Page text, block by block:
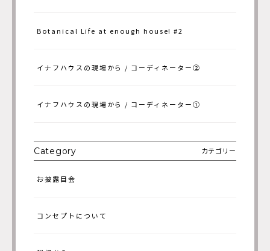
「イナフハウス」のつくり手として大切にしたいことの一つは、「ひ
リジナルの要素を取り入れています。一般的に規格住宅は、既製品を
つ、自社オリジナルのデザインや造作を加えることで、もっと自由で
ウスのユニークなところはどんなところなのでしょうか？ 例えば、毎
日使う洗面スペースって、家族構成やライフスタイルによって、ベス
ースの割合、収納スペースのサイズ感によって、洗面所でできること
ね。毎日必ず一度は使うこの場所がどのような使われ方をするのか、
三つのパターンから選択できるんです。 一般的な規格住宅では、鏡と
Botanical Life at enough house! #2
イナフハウスの現場から / コーディネーター②
イナフハウスの現場から / コーディネーター①
Category カテゴリー
お披露目会
コンセプトについて